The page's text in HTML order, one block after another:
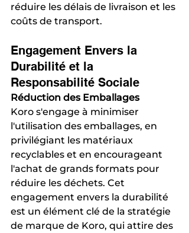
réduire les délais de livraison et les
coûts de transport.
Engagement Envers la
Durabilité et la
Responsabilité Sociale
Réduction des Emballages
Koro s'engage à minimiser
l'utilisation des emballages, en
privilégiant les matériaux
recyclables et en encourageant
l'achat de grands formats pour
réduire les déchets. Cet
engagement envers la durabilité
est un élément clé de la stratégie
de marque de Koro, qui attire des